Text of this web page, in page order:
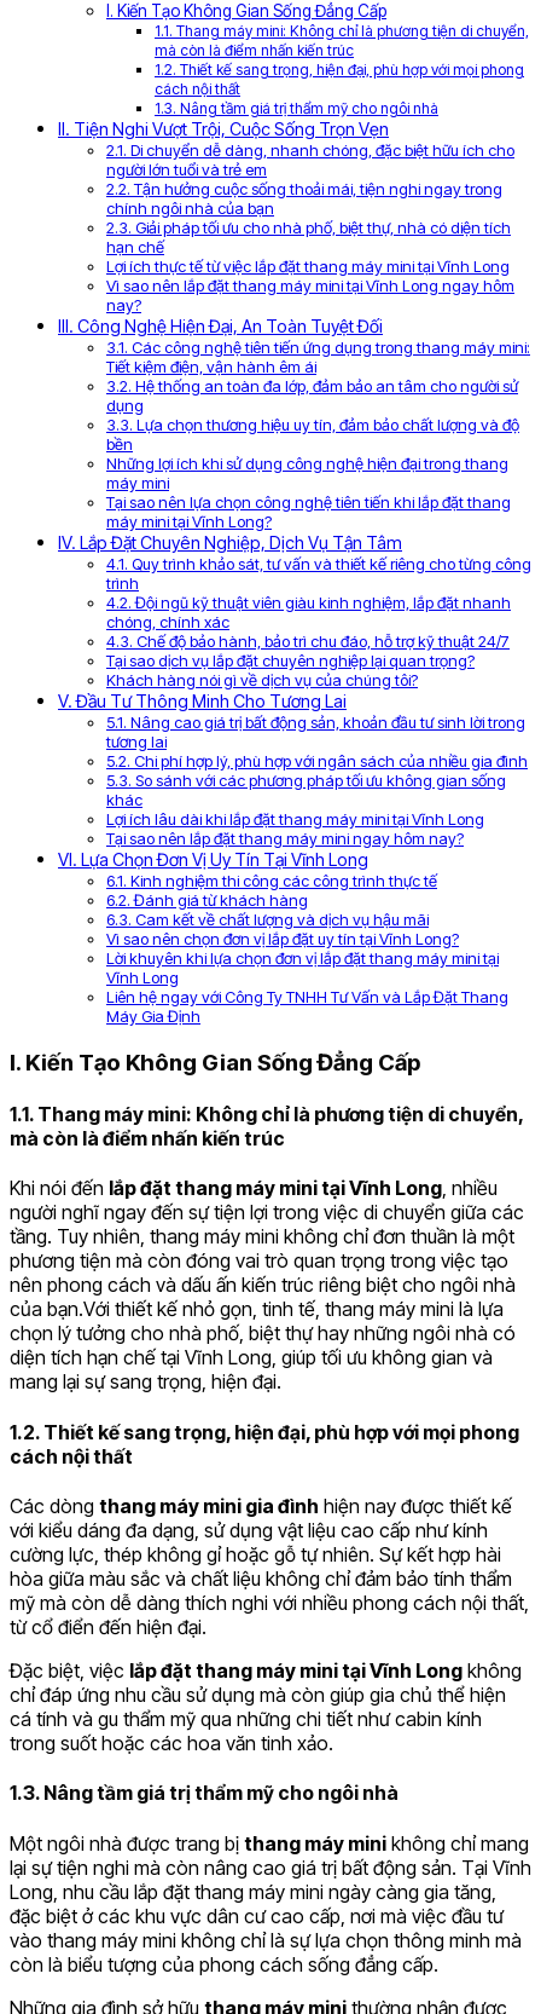
I. Kiến Tạo Không Gian Sống Đẳng Cấp
1.1. Thang máy mini: Không chỉ là phương tiện di chuyển,
mà còn là điểm nhấn kiến trúc
1.2. Thiết kế sang trọng, hiện đại, phù hợp với mọi phong
cách nội thất
1.3. Nâng tầm giá trị thẩm mỹ cho ngôi nhà
II. Tiện Nghi Vượt Trội, Cuộc Sống Trọn Vẹn
2.1. Di chuyển dễ dàng, nhanh chóng, đặc biệt hữu ích cho
người lớn tuổi và trẻ em
2.2. Tận hưởng cuộc sống thoải mái, tiện nghi ngay trong
chính ngôi nhà của bạn
2.3. Giải pháp tối ưu cho nhà phố, biệt thự, nhà có diện tích
hạn chế
Lợi ích thực tế từ việc lắp đặt thang máy mini tại Vĩnh Long
Vì sao nên lắp đặt thang máy mini tại Vĩnh Long ngay hôm
nay?
III. Công Nghệ Hiện Đại, An Toàn Tuyệt Đối
3.1. Các công nghệ tiên tiến ứng dụng trong thang máy mini:
Tiết kiệm điện, vận hành êm ái
3.2. Hệ thống an toàn đa lớp, đảm bảo an tâm cho người sử
dụng
3.3. Lựa chọn thương hiệu uy tín, đảm bảo chất lượng và độ
bền
Những lợi ích khi sử dụng công nghệ hiện đại trong thang
máy mini
Tại sao nên lựa chọn công nghệ tiên tiến khi lắp đặt thang
máy mini tại Vĩnh Long?
IV. Lắp Đặt Chuyên Nghiệp, Dịch Vụ Tận Tâm
4.1. Quy trình khảo sát, tư vấn và thiết kế riêng cho từng công
trình
4.2. Đội ngũ kỹ thuật viên giàu kinh nghiệm, lắp đặt nhanh
chóng, chính xác
4.3. Chế độ bảo hành, bảo trì chu đáo, hỗ trợ kỹ thuật 24/7
Tại sao dịch vụ lắp đặt chuyên nghiệp lại quan trọng?
Khách hàng nói gì về dịch vụ của chúng tôi?
V. Đầu Tư Thông Minh Cho Tương Lai
5.1. Nâng cao giá trị bất động sản, khoản đầu tư sinh lời trong
tương lai
5.2. Chi phí hợp lý, phù hợp với ngân sách của nhiều gia đình
5.3. So sánh với các phương pháp tối ưu không gian sống
khác
Lợi ích lâu dài khi lắp đặt thang máy mini tại Vĩnh Long
Tại sao nên lắp đặt thang máy mini ngay hôm nay?
VI. Lựa Chọn Đơn Vị Uy Tín Tại Vĩnh Long
6.1. Kinh nghiệm thi công các công trình thực tế
6.2. Đánh giá từ khách hàng
6.3. Cam kết về chất lượng và dịch vụ hậu mãi
Vì sao nên chọn đơn vị lắp đặt uy tín tại Vĩnh Long?
Lời khuyên khi lựa chọn đơn vị lắp đặt thang máy mini tại
Vĩnh Long
Liên hệ ngay với Công Ty TNHH Tư Vấn và Lắp Đặt Thang
Máy Gia Định
I. Kiến Tạo Không Gian Sống Đẳng Cấp
1.1. Thang máy mini: Không chỉ là phương tiện di chuyển,
mà còn là điểm nhấn kiến trúc
Khi nói đến lắp đặt thang máy mini tại Vĩnh Long, nhiều
người nghĩ ngay đến sự tiện lợi trong việc di chuyển giữa các
tầng. Tuy nhiên, thang máy mini không chỉ đơn thuần là một
phương tiện mà còn đóng vai trò quan trọng trong việc tạo
nên phong cách và dấu ấn kiến trúc riêng biệt cho ngôi nhà
của bạn.Với thiết kế nhỏ gọn, tinh tế, thang máy mini là lựa
chọn lý tưởng cho nhà phố, biệt thự hay những ngôi nhà có
diện tích hạn chế tại Vĩnh Long, giúp tối ưu không gian và
mang lại sự sang trọng, hiện đại.
1.2. Thiết kế sang trọng, hiện đại, phù hợp với mọi phong
cách nội thất
Các dòng thang máy mini gia đình hiện nay được thiết kế
với kiểu dáng đa dạng, sử dụng vật liệu cao cấp như kính
cường lực, thép không gỉ hoặc gỗ tự nhiên. Sự kết hợp hài
hòa giữa màu sắc và chất liệu không chỉ đảm bảo tính thẩm
mỹ mà còn dễ dàng thích nghi với nhiều phong cách nội thất,
từ cổ điển đến hiện đại.
Đặc biệt, việc lắp đặt thang máy mini tại Vĩnh Long không
chỉ đáp ứng nhu cầu sử dụng mà còn giúp gia chủ thể hiện
cá tính và gu thẩm mỹ qua những chi tiết như cabin kính
trong suốt hoặc các hoa văn tinh xảo.
1.3. Nâng tầm giá trị thẩm mỹ cho ngôi nhà
Một ngôi nhà được trang bị thang máy mini không chỉ mang
lại sự tiện nghi mà còn nâng cao giá trị bất động sản. Tại Vĩnh
Long, nhu cầu lắp đặt thang máy mini ngày càng gia tăng,
đặc biệt ở các khu vực dân cư cao cấp, nơi mà việc đầu tư
vào thang máy mini không chỉ là sự lựa chọn thông minh mà
còn là biểu tượng của phong cách sống đẳng cấp.
Những gia đình sở hữu thang máy mini thường nhận được